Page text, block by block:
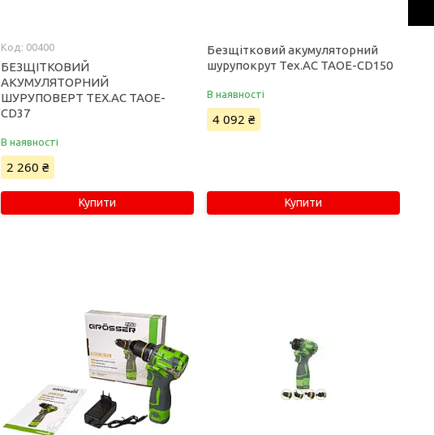
00400
БЕЗЩІТКОВИЙ
АКУМУЛЯТОРНИЙ
ШУРУПОВЕРТ TEX.AC TAOE-
СD37
В наявності
2 260 ₴
Купити
Безщітковий акумуляторний
шурупокрут Tex.AC TAOE-CD150
В наявності
4 092 ₴
Купити